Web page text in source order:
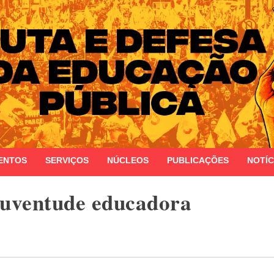
Estado do Rio Grande do Sul
SERVIÇOS NÚCLEOS PUBLICAÇÕES
educadora